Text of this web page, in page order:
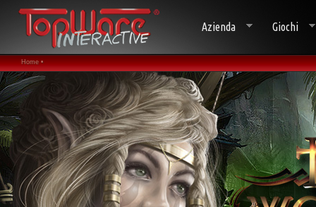
Azienda Giochi
Home •